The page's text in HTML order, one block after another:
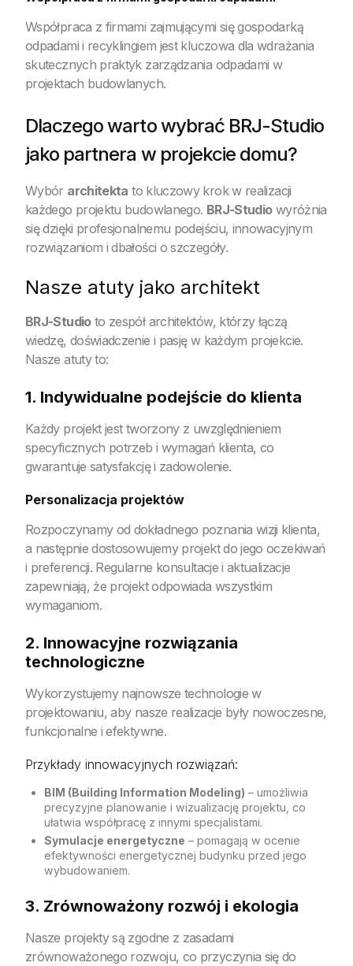
Współpraca z firmami zajmującymi się gospodarką
odpadami i recyklingiem jest kluczowa dla wdrażania
skutecznych praktyk zarządzania odpadami w
projektach budowlanych.
Dlaczego warto wybrać BRJ-Studio
jako partnera w projekcie domu?
Wybór architekta to kluczowy krok w realizacji
każdego projektu budowlanego. BRJ-Studiowyróżnia
się dzięki profesjonalnemu podejściu, innowacyjnym
rozwiązaniom i dbałości o szczegóły.
Nasze atuty jako architekt
BRJ-Studioto zespół architektów, którzy łączą
wiedzę, doświadczenie i pasję w każdym projekcie.
Nasze atuty to:
1. Indywidualne podejście do klienta
Każdy projekt jest tworzony z uwzględnieniem
specyficznych potrzeb i wymagań klienta, co
gwarantuje satysfakcję i zadowolenie.
Personalizacja projektów
Rozpoczynamy od dokładnego poznania wizji klienta,
a następnie dostosowujemy projekt do jego oczekiwań
i preferencji. Regularne konsultacje i aktualizacje
zapewniają, że projekt odpowiada wszystkim
wymaganiom.
2. Innowacyjne rozwiązania
technologiczne
Wykorzystujemy najnowsze technologie w
projektowaniu, aby nasze realizacje były nowoczesne,
funkcjonalne i efektywne.
Przykłady innowacyjnych rozwiązań:
BIM (Building Information Modeling) – umożliwia
precyzyjne planowanie i wizualizację projektu, co
ułatwia współpracę z innymi specjalistami.
Symulacje energetyczne – pomagają w ocenie
efektywności energetycznej budynku przed jego
wybudowaniem.
3. Zrównoważony rozwój i ekologia
Nasze projekty są zgodne z zasadami
zrównoważonego rozwoju, co przyczynia się do